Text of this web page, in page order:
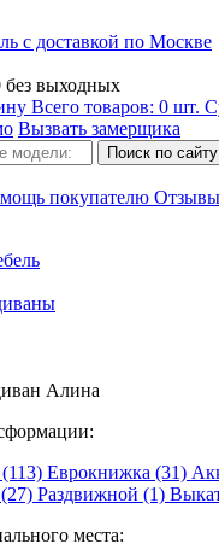
с доставкой по Москве
без выходных
Всего товаров: 0 шт.
Вызвать замерщика
покупателю Отзывы
Алина
Еврокнижка (31)
Раздвижной (1)
места: